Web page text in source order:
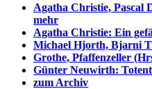
Agatha Christie, Pascal
mehr
Agatha Christie: Ein
Michael Hjorth, Bjarni
Grothe, Pfaffenzeller
Günter Neuwirth:
zum Archiv